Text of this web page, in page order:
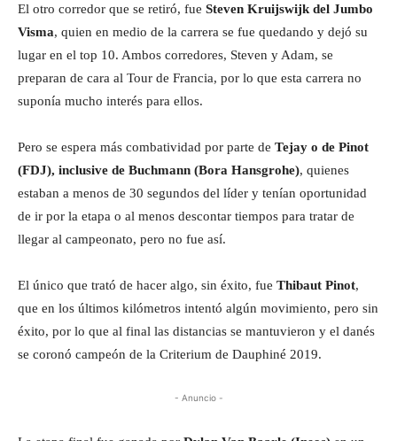
El otro corredor que se retiró, fue Steven Kruijswijk del Jumbo
Visma, quien en medio de la carrera se fue quedando y dejó su
lugar en el top 10. Ambos corredores, Steven y Adam, se
preparan de cara al Tour de Francia, por lo que esta carrera no
suponía mucho interés para ellos.
Pero se espera más combatividad por parte de Tejay o de Pinot
(FDJ), inclusive de Buchmann (Bora Hansgrohe), quienes
estaban a menos de 30 segundos del líder y tenían oportunidad
de ir por la etapa o al menos descontar tiempos para tratar de
llegar al campeonato, pero no fue así.
El único que trató de hacer algo, sin éxito, fue Thibaut Pinot,
que en los últimos kilómetros intentó algún movimiento, pero sin
éxito, por lo que al final las distancias se mantuvieron y el danés
se coronó campeón de la Criterium de Dauphiné 2019.
- Anuncio -